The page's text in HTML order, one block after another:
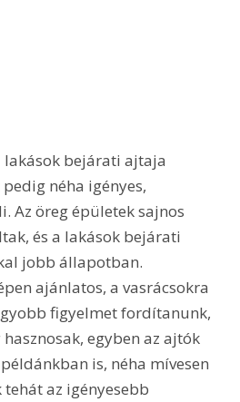
lakások bejárati ajtaja
néha igényes,
Az öreg épületek sajnos
és a lakások bejárati
jobb állapotban.
ajánlatos, a vasrácsokra
figyelmet fordítanunk,
egyben az ajtók
is, néha mívesen
az igényesebb